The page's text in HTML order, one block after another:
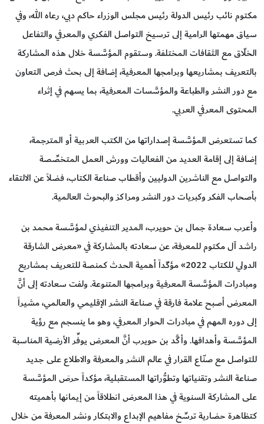
مكتوم نائب رئيس الدولة رئيس مجلس الوزراء حاكم دبي، رعاه الله، وفي
سياق مهمتها الرامية إلى ترسيخ التواصل الفكري والمعرفي والتفاعل
الخلّاق مع الثقافات المختلفة. وستقوم المؤسَّسة خلال هذه المشاركة
بالتعريف بمشاريعها وبرامجها المعرفية، إضافة إلى بحث فرص التعاون
مع دور النشر والطباعة والمؤسَّسات المعرفية، بما يسهم في إثراء
المحتوى المعرفي العربي.
كما تستعرض المؤسَّسة إصداراتها من الكتب العربية أو المترجمة،
إضافة إلى إقامة العديد من الفعاليات وورش العمل المتخصِّصة
والتواصل مع الناشرين الدوليين وأقطاب صناعة الكتاب، فضلاً عن الالتقاء
بأصحاب الفكر وكبريات دور النشر ومراكز والبحوث العالمية.
وأعرب سعادة جمال بن حويرب، المدير التنفيذي لمؤسَّسة محمد بن
راشد آل مكتوم للمعرفة، عن سعادته بالمشاركة في «معرض الشارقة
الدولي للكتاب 2022» مؤكّداً أهمية الحدث كمنصة للتعريف بمشاريع
ومبادرات المؤسَّسة المعرفية وبرامجها المتنوعة. ولفت سعادته إلى أنَّ
المعرض أصبح علامة فارقة في صناعة النشر الإقليمي والعالمي، مشيراً
إلى دوره المهم في مبادرات الحوار المعرفي، وهو ما ينسجم مع رؤية
المؤسَّسة وأهدافها. وأكَّد بن حويرب أنَّ المعرض يوفِّر الأرضية المناسبة
للتواصل مع صنّاع القرار في عالم النشر والمعرفة والاطلاع على جديد
صناعة النشر وتقنياتها وتطوُّراتها المستقبلية، مؤكداً حرصَ المؤسَّسة
على المشاركة السنوية في هذا المعرض انطلاقاً من إيمانها بأهميته
كتظاهرة حضارية ترسِّخ مفاهيم الإبداع والابتكار ونشر المعرفة من خلال